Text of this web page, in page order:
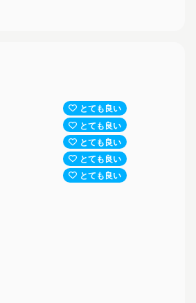
とても良い
とても良い
とても良い
とても良い
とても良い